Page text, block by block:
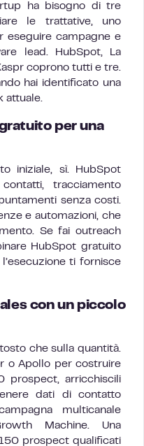
ha bisogno di tre
le trattative, uno
eseguire campagne e
lead. HubSpot, La
coprono tutti e tre.
hai identificato una
attuale.
per una
iniziale, sì. HubSpot
tracciamento
senza costi.
e automazioni, che
Se fai outreach
HubSpot gratuito
ti fornisce
con un piccolo
che sulla quantità.
o Apollo per costruire
prospect, arricchiscili
dati di contatto
multicanale
Machine. Una
prospect qualificati